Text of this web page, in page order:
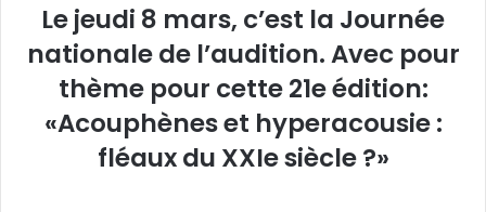
i
e
Le jeudi 8 mars, c’est la Journée
nationale de l’audition. Avec pour
thème pour cette 21e édition:
«Acouphènes et hyperacousie :
fléaux du XXIe siècle ?»